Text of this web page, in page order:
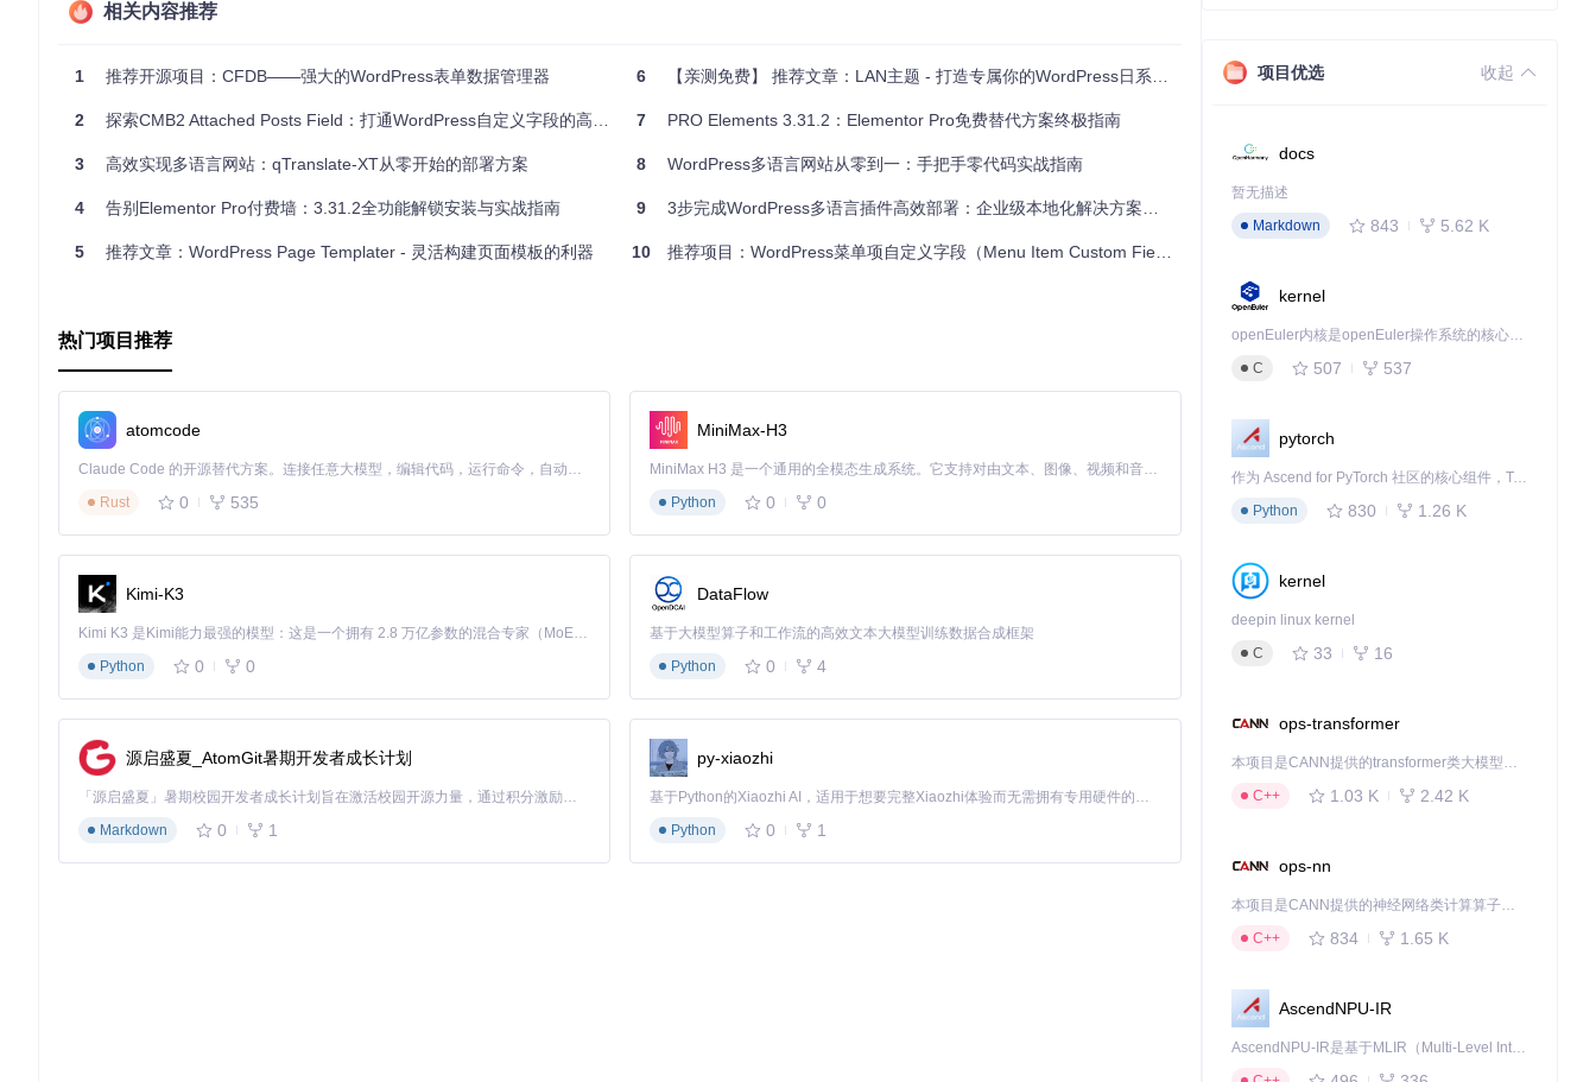
对于寻求简洁高效表单解决方案的WordPress用户来说，Custom Contact Forms无疑是一个值得尝试的选择。它的用户友好性、高度的自定义能力和背后
# 推荐项目：定制化联系表单——轻量级WordPress表单解决方案
相关内容推荐
1 推荐开源项目：CFDB——强大的WordPress表单数据管理器
2 探索CMB2 Attached Posts Field：打通WordPress自定义字段的高效链接之道
3 高效实现多语言网站：qTranslate-XT从零开始的部署方案
4 告别Elementor Pro付费墙：3.31.2全功能解锁安装与实战指南
5 推荐文章：WordPress Page Templater - 灵活构建页面模板的利器
6 【亲测免费】 推荐文章：LAN主题 - 打造专属你的WordPress日系美学站点
7 PRO Elements 3.31.2：Elementor Pro免费替代方案终极指南
8 WordPress多语言网站从零到一：手把手零代码实战指南
9 3步完成WordPress多语言插件高效部署：企业级本地化解决方案指南
10 推荐项目：WordPress菜单项自定义字段（Menu Item Custom Fields）
热门项目推荐
atomcode
Claude Code 的开源替代方案。连接任意大模型，编辑代码，运行命令，自动验证 — 全自动执行。用 Rust 构建，极致性能。 ｜ An open-source alternative to Claude Code. Connect any LLM, edit code, run commands, and verify changes — autonomously. Built in Rust for speed. Get Started
Rust
0 535
MiniMax-H3
MiniMax H3 是一个通用的全模态生成系统。它支持对由文本、图像、视频和音频组成的多模态上下文进行统一理解，并能生成分辨率高达 2K、时长可达 15 秒的带原生立体声音频的视频。得益于面向任务泛化的系统设计，H3 在预训练阶段就已具备广泛的多模态上下文理解与生成能力，能够出色地执行复杂的多模态指令。
Python
0 0
Kimi-K3
Kimi K3 是Kimi能力最强的模型：这是一个拥有 2.8 万亿参数的混合专家（MoE）模型，具备原生视觉理解能力，并支持 100 万 token 的上下文窗口。
Python
0 0
DataFlow
基于大模型算子和工作流的高效文本大模型训练数据合成框架
Python
0 4
源启盛夏_AtomGit暑期开发者成长计划
「源启盛夏」暑期校园开发者成长计划旨在激活校园开源力量，通过积分激励、认证扶持、资源倾斜等形式，引导高校组织和开发者完成「入驻 — 建项目 — 做贡献 — 获认证 — 得资源」的完整闭环。无论你是想带领社团入驻平台的组织者，还是希望用代码贡献证明自己的开发者，都能在这里找到属于你的成长路径。
Markdown
0 1
py-xiaozhi
基于Python的Xiaozhi AI，适用于想要完整Xiaozhi体验而无需拥有专用硬件的用户。
Python
0 1
项目优选 收起
docs
暂无描述
Markdown
843 5.62 K
kernel
openEuler内核是openEuler操作系统的核心，既是系统性能与稳定性的基石，也是连接处理器、设备与服务的桥梁。
C
507 537
pytorch
作为 Ascend for PyTorch 社区的核心组件，TorchNPU 是昇腾专为 PyTorch 打造的深度学习适配插件，使 PyTorch 框架能够直接调用昇腾 NPU，为开发者提供昇腾 AI 处理器的超强算力。
Python
830 1.26 K
kernel
deepin linux kernel
C
33 16
ops-transformer
本项目是CANN提供的transformer类大模型算子库，实现网络在NPU上加速计算。
C++
1.03 K 2.42 K
ops-nn
本项目是CANN提供的神经网络类计算算子库，实现网络在NPU上加速计算。
C++
834 1.65 K
AscendNPU-IR
AscendNPU-IR是基于MLIR（Multi-Level Intermediate Representation）构建的，面向昇腾亲和算子编译时使用的中间表示，提供昇腾完备表达能力，通过编译优化提升昇腾AI处理器计算效率，支持通过生态框架使能昇腾AI处理器与深度调优